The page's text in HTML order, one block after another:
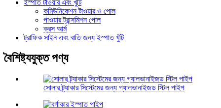
ইস্পাত টাওয়ার এবং খুঁটি
কমিউনিকেশন টাওয়ার ও পোল
পাওয়ার ট্রান্সমিশন পোল
ক্রস আর্ম
ট্রাফিক সাইন এবং বাতি জন্য ইস্পাত খুঁটি
বৈশিষ্ট্যযুক্ত পণ্য
সোলার ট্র্যাকার সিস্টেমের জন্য গ্যালভানাইজড স্টিল পাইপ